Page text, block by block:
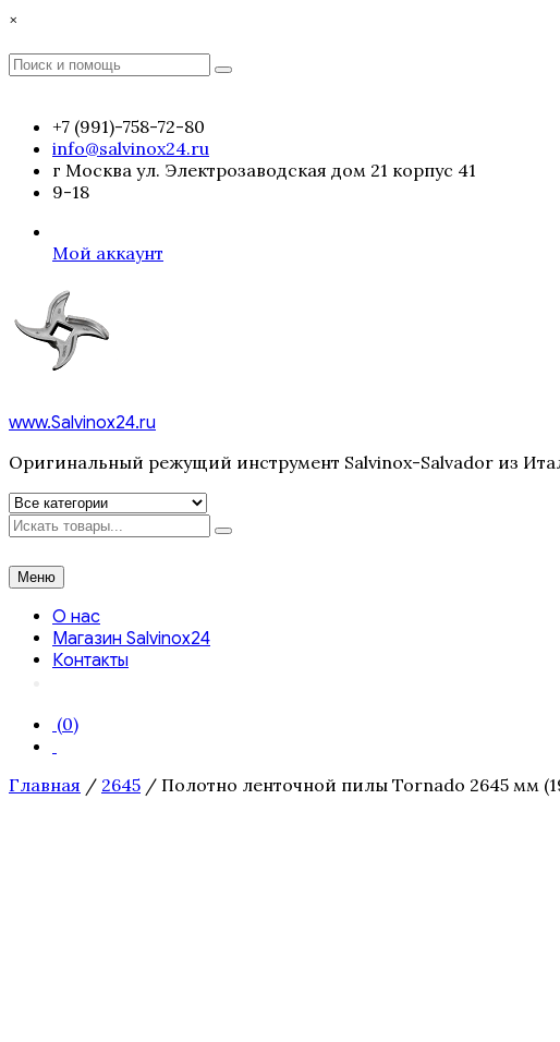
Перейти
содержимому
×
Поиск
Поиск
+7 (991)-758-72-80
info@salvinox24.ru
г Москва ул. Электрозаводская дом 21 корпус 41
9-18
Мой аккаунт
www.Salvinox24.ru
Оригинальный режущий инструмент Salvinox-Salvador из
Искать
Меню
О нас
Магазин Salvinox24
Контакты
(0)
Главная / 2645 / Полотно ленточной пилы Tornado 2645 мм